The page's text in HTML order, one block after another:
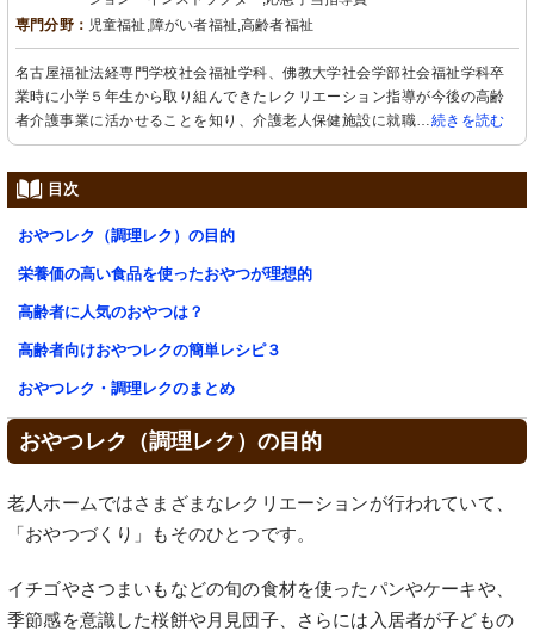
専門分野： 児童福祉,障がい者福祉,高齢者福祉
名古屋福祉法経専門学校社会福祉学科、佛教大学社会学部社会福祉学科卒
業時に小学５年生から取り組んできたレクリエーション指導が今後の高齢
者介護事業に活かせることを知り、介護老人保健施設に就職…続きを読む
目次
おやつレク（調理レク）の目的
栄養価の高い食品を使ったおやつが理想的
高齢者に人気のおやつは？
高齢者向けおやつレクの簡単レシピ３
おやつレク・調理レクのまとめ
おやつレク（調理レク）の目的
老人ホームではさまざまなレクリエーションが行われていて、
「おやつづくり」もそのひとつです。
イチゴやさつまいもなどの旬の食材を使ったパンやケーキや、
季節感を意識した桜餅や月見団子、さらには入居者が子どもの